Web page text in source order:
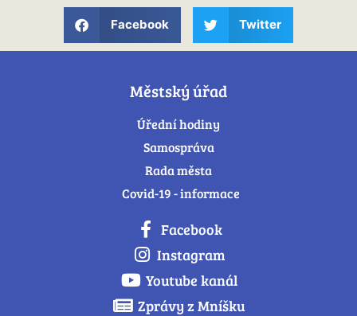
Facebook Twitter
Městský úřad
Úřední hodiny
Samospráva
Rada města
Covid-19 - informace
Facebook
Instagram
Youtube kanál
Zprávy z Mníšku